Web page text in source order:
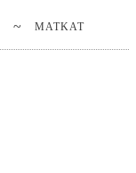
MATKAT